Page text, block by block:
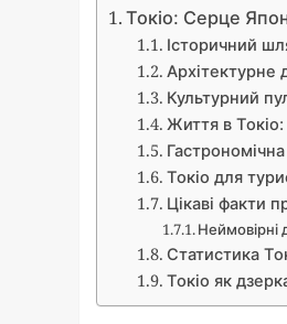
Токіо: Серце
Історичний
Архітектурне
Культурний
Життя в
Токіо для
Цікаві факти
Неймовірні
Статистика
Токіо як